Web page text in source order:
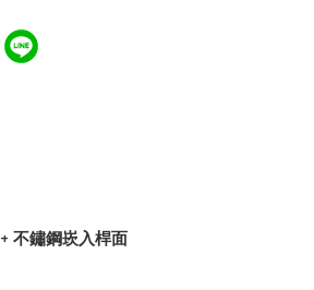
+ 不鏽鋼崁入桿面